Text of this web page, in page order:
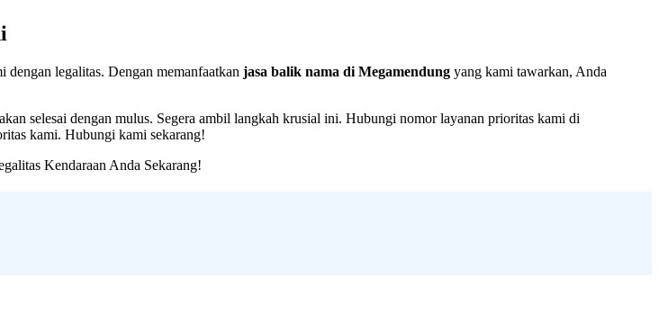
legalitas. Dengan memanfaatkan jasa balik nama di Megamendung yang kami tawarkan, Anda
akan selesai dengan mulus. Segera ambil langkah krusial ini. Hubungi nomor layanan prioritas kami di
kami. Hubungi kami sekarang!